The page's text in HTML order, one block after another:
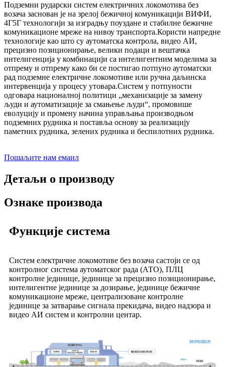
Подземни рударски систем електричних локомотива без
возача заснован је на зрелој бежичној комуникацији ВИФИ,
4Г5Г технологији за изградњу поуздане и стабилне бежичне
комуникационе мреже на нивоу транспорта.Користи напредне
технологије као што су аутоматска контрола, видео АИ,
прецизно позиционирање, велики подаци и вештачка
интелигенција у комбинацији са интелигентним моделима за
отпрему и отпрему како би се постигао потпуно аутоматски
рад подземне електричне локомотиве или ручна даљинска
интервенција у процесу утовара.Систем у потпуности
одговара националној политици „механизације за замену
људи и аутоматизације за смањење људи“, промовише
еволуцију и промену начина управљања производњом
подземних рудника и поставља основу за реализацију
паметних рудника, зелених рудника и беспилотних рудника.
Пошаљите нам емаил
Детаљи о производу
Ознаке производа
Функције система
Систем електричне локомотиве без возача састоји се од
контролног система аутоматског рада (АТО), ПЛЦ
контролне јединице, јединице за прецизно позиционирање,
интелигентне јединице за дозирање, јединице бежичне
комуникационе мреже, централизоване контролне
јединице за затварање сигнала прекидача, видео надзора и
видео АИ систем и контролни центар.